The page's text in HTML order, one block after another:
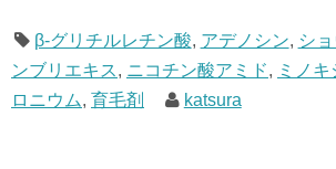
β-グリチルレチン酸, アデノシン, シ
ンブリエキス, ニコチン酸アミド, ミノ
ロニウム, 育毛剤 katsura